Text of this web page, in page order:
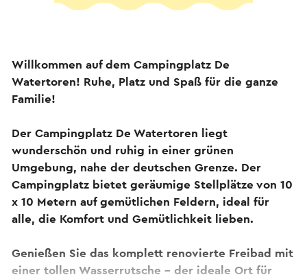
Willkommen auf dem Campingplatz De
Watertoren! Ruhe, Platz und Spaß für die ganze
Familie!
Der Campingplatz De Watertoren liegt
wunderschön und ruhig in einer grünen
Umgebung, nahe der deutschen Grenze. Der
Campingplatz bietet geräumige Stellplätze von 10
x 10 Metern auf gemütlichen Feldern, ideal für
alle, die Komfort und Gemütlichkeit lieben.
Genießen Sie das komplett renovierte Freibad mit
einer tollen Wasserrutsche – der ideale Ort für